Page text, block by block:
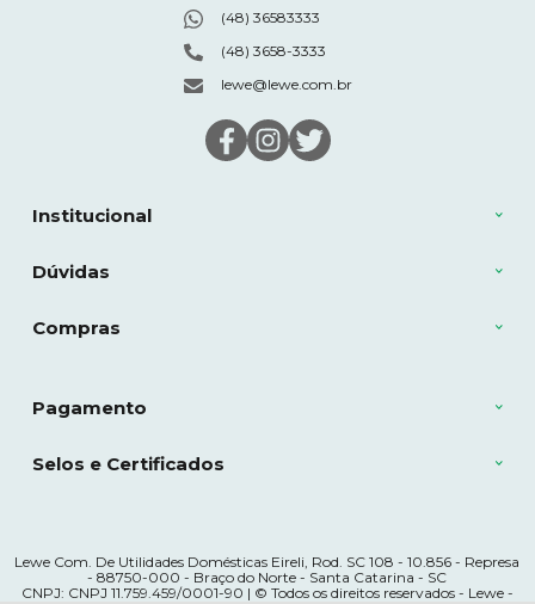
Institucional
Dúvidas
Compras
(48) 36583333
(48) 3658-3333
lewe@lewe.com.br
Pagamento
Selos e Certificados
Lewe Com. De Utilidades Domésticas Eireli, Rod. SC 108 - 10.856 - Represa
- 88750-000 - Braço do Norte - Santa Catarina - SC
CNPJ: CNPJ 11.759.459/0001-90 | © Todos os direitos reservados - Lewe -